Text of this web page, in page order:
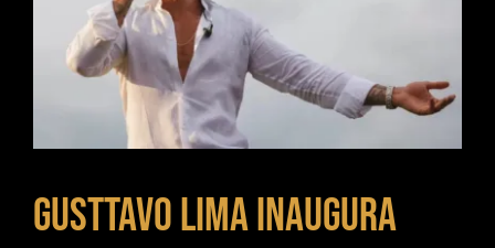
Gusttavo Lima inaugura